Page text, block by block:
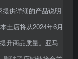
供详细的产品说明
土店将从2024年6月
升商品质量。亚马